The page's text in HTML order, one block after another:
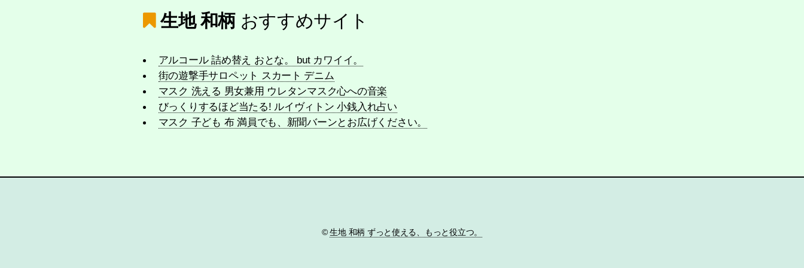
生地 和柄 おすすめサイト
アルコール 詰め替え おとな。 but カワイイ。
街の遊撃手サロペット スカート デニム
マスク 洗える 男女兼用 ウレタンマスク心への音楽
びっくりするほど当たる! ルイヴィトン 小銭入れ占い
マスク 子ども 布 満員でも、新聞バーンとお広げください。
©生地 和柄 ずっと使える、もっと役立つ。